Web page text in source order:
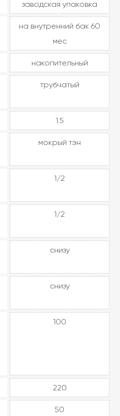
заводская упаковка
на внутренний бак 60
мес
накопительный
трубчатый
1.5
мокрый тэн
1/2
1/2
снизу
снизу
100
220
50